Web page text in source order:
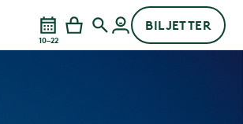
10–22
BILJETTER